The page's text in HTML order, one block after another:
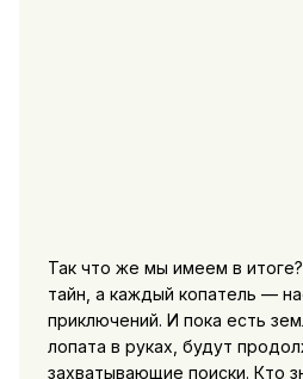
Так что же мы имеем в
тайн, а каждый копатель —
приключений. И пока есть
лопата в руках, будут
захватывающие поиски. Кто